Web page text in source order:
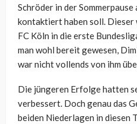
Schröder in der
kontaktiert haben soll. Dieser
FC Köln in die erste
man wohl bereit gewesen,
war nicht vollends von ihm
Die jüngeren Erfolge hatten
verbessert. Doch genau das
beiden Niederlagen in diesen